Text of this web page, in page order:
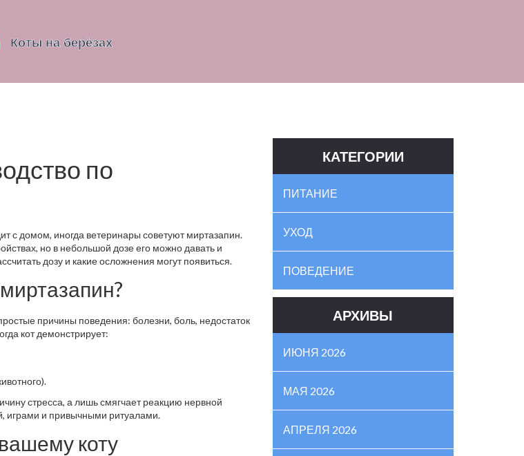
по
с домом, иногда ветеринары советуют миртазапин.
но в небольшой дозе его можно давать и
дозу и какие осложнения могут появиться.
причины поведения: болезни, боль, недостаток
кот демонстрирует:
стресса, а лишь смягчает реакцию нервной
играми и привычными ритуалами.
коту
КАТЕГОРИИ
ПИТАНИЕ
УХОД
ПОВЕДЕНИЕ
АРХИВЫ
ИЮНЯ 2026
МАЯ 2026
АПРЕЛЯ 2026